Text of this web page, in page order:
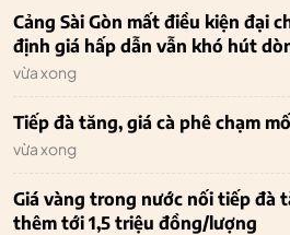
Cảng Sài Gòn mất điều kiện đại
định giá hấp dẫn vẫn khó hút
vừa xong
Tiếp đà tăng, giá cà phê chạm
vừa xong
Giá vàng trong nước nối tiếp đà
thêm tới 1,5 triệu đồng/lượng